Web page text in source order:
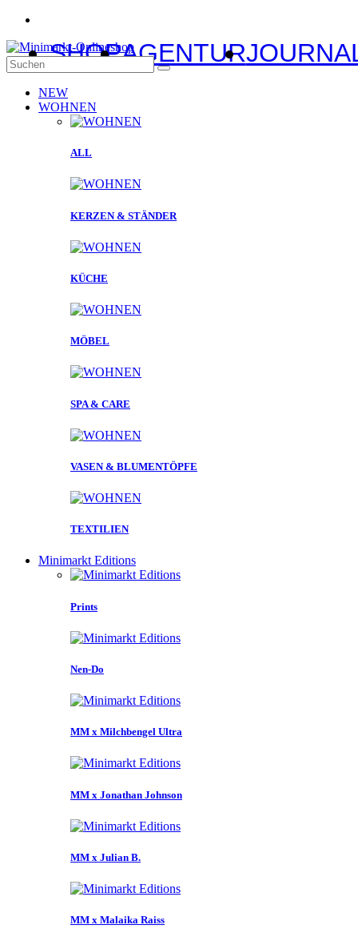
SHOPAGENTUR
NEW
WOHNEN
ALL
KERZEN & STÄNDER
KÜCHE
MÖBEL
SPA & CARE
VASEN & BLUMENTÖPFE
TEXTILIEN
Minimarkt Editions
Prints
Nen-Do
MM x Milchbengel Ultra
MM x Jonathan Johnson
MM x Julian B.
MM x Malaika Raiss